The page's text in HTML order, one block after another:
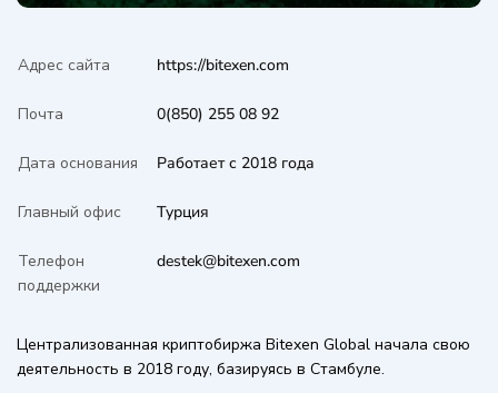
Адрес сайта https://bitexen.com
Почта 0(850) 255 08 92
Дата основания Работает с 2018 года
Главный офис Турция
Телефон
поддержки
destek@bitexen.com
Централизованная криптобиржа Bitexen Global начала свою
деятельность в 2018 году, базируясь в Стамбуле.